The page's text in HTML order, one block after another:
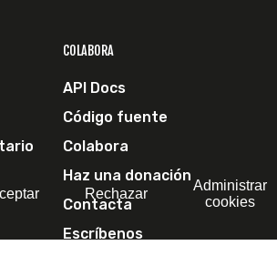
COLABORA
API Docs
Código fuente
Colabora
Haz una donación
Contacta
Escríbenos
Rechazar
Administrar
cookies